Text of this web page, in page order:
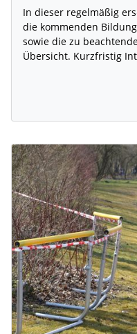
In dieser regelmäßig
die kommenden
sowie die zu
Übersicht. Kurzfristig